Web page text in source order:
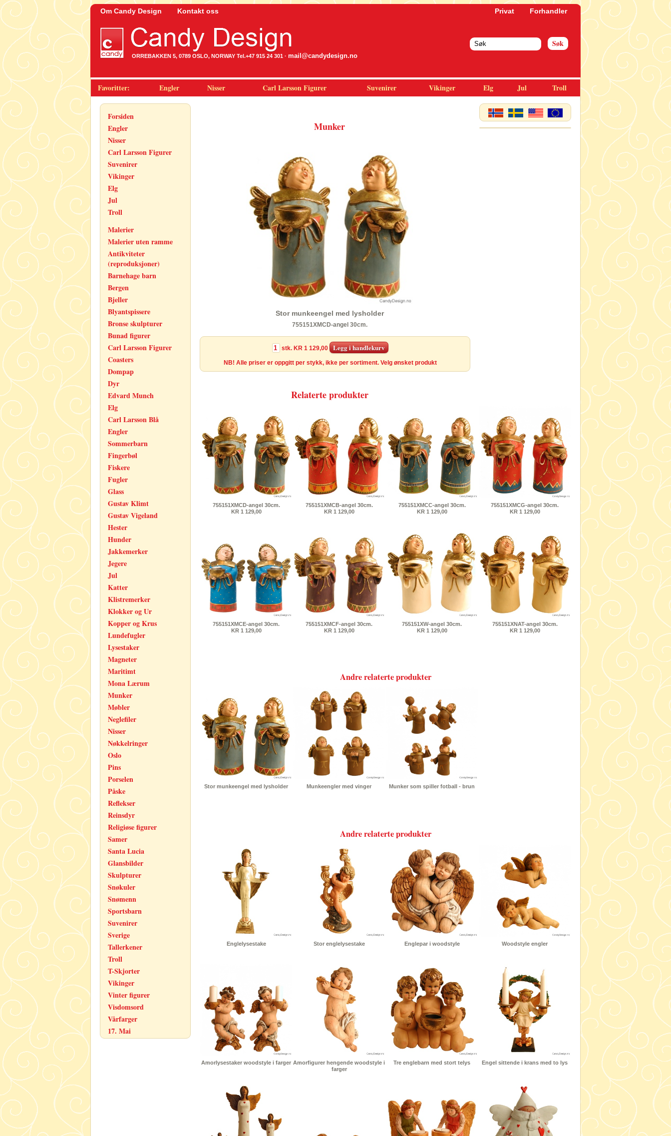
Om Candy Design Kontakt oss Privat Forhandler
ORREBAKKEN 5, 0789 OSLO, NORWAY Tel.+47 915 24 301 · mail@candydesign.no
Favoritter: Engler Nisser Carl Larsson Figurer Suvenirer Vikinger Elg Jul Troll
Forsiden
Engler
Nisser
Carl Larsson Figurer
Suvenirer
Vikinger
Elg
Jul
Troll
Malerier
Malerier uten ramme
Antikviteter
(reproduksjoner)
Barnehage barn
Bergen
Bjeller
Blyantspissere
Bronse skulpturer
Bunad figurer
Carl Larsson Figurer
Coasters
Dompap
Dyr
Edvard Munch
Elg
Carl Larsson Blå
Engler
Sommerbarn
Fingerbøl
Fiskere
Fugler
Glass
Gustav Klimt
Gustav Vigeland
Hester
Hunder
Jakkemerker
Jegere
Jul
Katter
Klistremerker
Klokker og Ur
Kopper og Krus
Lundefugler
Lysestaker
Magneter
Maritimt
Mona Lærum
Munker
Møbler
Neglefiler
Nisser
Nøkkelringer
Oslo
Pins
Porselen
Påske
Reflekser
Reinsdyr
Religiøse figurer
Samer
Santa Lucia
Glansbilder
Skulpturer
Snøkuler
Snømenn
Sportsbarn
Suvenirer
Sverige
Tallerkener
Troll
T-Skjorter
Vikinger
Vinter figurer
Visdomsord
Vårfarger
17. Mai
Munker
Stor munkeengel med lysholder
755151XMCD-angel 30cm.
stk. KR 1 129,00
NB! Alle priser er oppgitt per stykk, ikke per sortiment. Velg ønsket produkt
Relaterte produkter
755151XMCD-angel 30cm.
KR 1 129,00
755151XMCB-angel 30cm.
KR 1 129,00
755151XMCC-angel 30cm.
KR 1 129,00
755151XMCG-angel 30cm.
KR 1 129,00
755151XMCE-angel 30cm.
KR 1 129,00
755151XMCF-angel 30cm.
KR 1 129,00
755151XW-angel 30cm.
KR 1 129,00
755151XNAT-angel 30cm.
KR 1 129,00
Andre relaterte produkter
Stor munkeengel med lysholder Munkeengler med vinger Munker som spiller fotball - brun
Andre relaterte produkter
Englelysestake Stor englelysestake Englepar i woodstyle Woodstyle engler
Amorlysestaker woodstyle i farger Amorfigurer hengende woodstyle i
farger
Tre englebarn med stort telys Engel sittende i krans med to lys